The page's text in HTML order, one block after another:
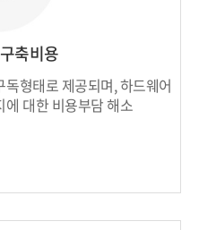
축비용
독형태로 제공되며,하드웨어
에 대한 비용부담 해소